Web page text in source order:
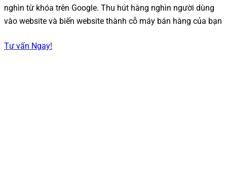
nghìn từ khóa trên Google. Thu hút hàng nghìn người dùng
vào website và biến website thành cỗ máy bán hàng của bạn
Tư vấn Ngay!